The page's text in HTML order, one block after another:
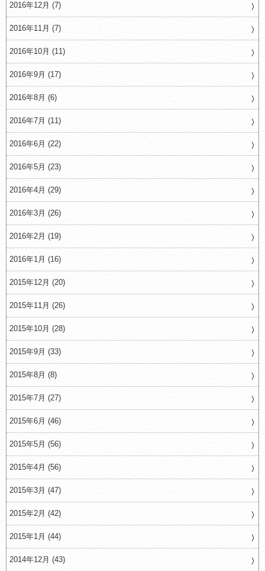
2016年12月 (7)
2016年11月 (7)
2016年10月 (11)
2016年9月 (17)
2016年8月 (6)
2016年7月 (11)
2016年6月 (22)
2016年5月 (23)
2016年4月 (29)
2016年3月 (26)
2016年2月 (19)
2016年1月 (16)
2015年12月 (20)
2015年11月 (26)
2015年10月 (28)
2015年9月 (33)
2015年8月 (8)
2015年7月 (27)
2015年6月 (46)
2015年5月 (56)
2015年4月 (56)
2015年3月 (47)
2015年2月 (42)
2015年1月 (44)
2014年12月 (43)